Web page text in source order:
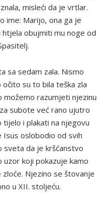
misleći da je vrtlar.
ime: Marijo, ona ga je
obujmiti mu noge od
sa sedam zala. Nismo
očito su to bila teška zla
možemo razumjeti njezinu
subote već rano ujutro
i plakati na njegovu
Isus oslobodio od svih
sveta da je kršćanstvo
koji pokazuje kamo
Njezino se štovanje
u XII. stoljeću.